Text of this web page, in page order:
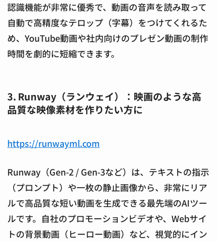
認識機能が非常に優秀で、動画の音声を読み取って
自動で高精度なテロップ（字幕）をつけてくれるた
め、YouTube動画や社内向けのプレゼン動画の制作
時間を劇的に短縮できます。
3. Runway（ランウェイ）：映画のような高
品質な映像素材を作りたい方に
https://runwayml.com
Runway（Gen-2 / Gen-3など）は、テキストの指示
（プロンプト）や一枚の静止画像から、非常にリア
ルで高品質な短い動画を生成できる最先端のAIツー
ルです。自社のプロモーションビデオや、Webサイ
トの背景動画（ヒーロー動画）など、視覚的にイン